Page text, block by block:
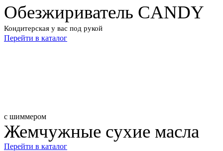
Обезжириватель CANDY
Кондитерская у вас под рукой
Перейти в каталог
с шиммером
Жемчужные сухие масла
Перейти в каталог